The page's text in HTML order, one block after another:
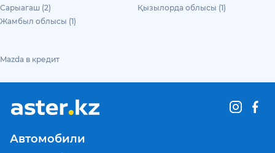
Сарыагаш (2)
Қызылорда облысы (1)
Жамбыл облысы (1)
Mazda в кредит
Автомобили